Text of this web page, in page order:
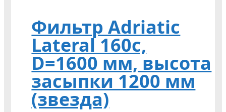
Фильтр Adriatic
Lateral 160c,
D=1600 мм, высота
засыпки 1200 мм
(звезда)